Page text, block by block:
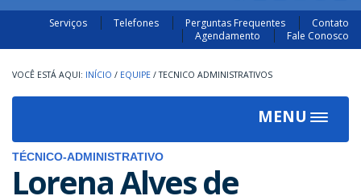
Serviços Telefones Perguntas Frequentes
Contato
Agendamento
Fale Conosco
INÍCIO / EQUIPE / TECNICO ADMINISTRATIVOS
MENU
Toggle
TÉCNICO-ADMINISTRATIVO
Lorena Alves de